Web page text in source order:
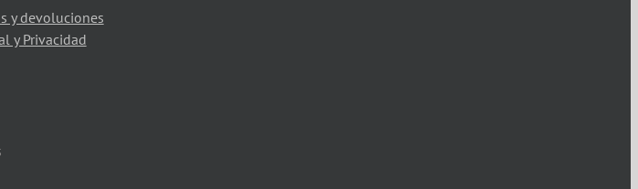
y devoluciones
y Privacidad